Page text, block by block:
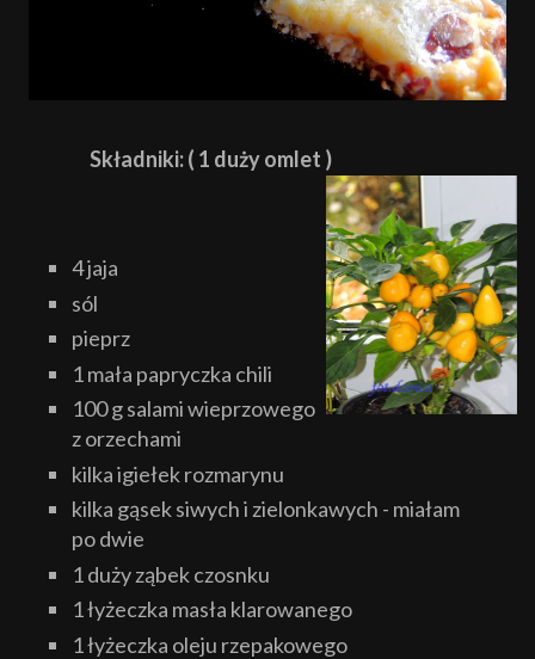
Składniki: ( 1 duży omlet )
4 jaja
sól
pieprz
1 mała papryczka chili
100 g salami wieprzowego
z orzechami
kilka igiełek rozmarynu
kilka gąsek siwych i zielonkawych - miałam
po dwie
1 duży ząbek czosnku
1 łyżeczka masła klarowanego
1 łyżeczka oleju rzepakowego